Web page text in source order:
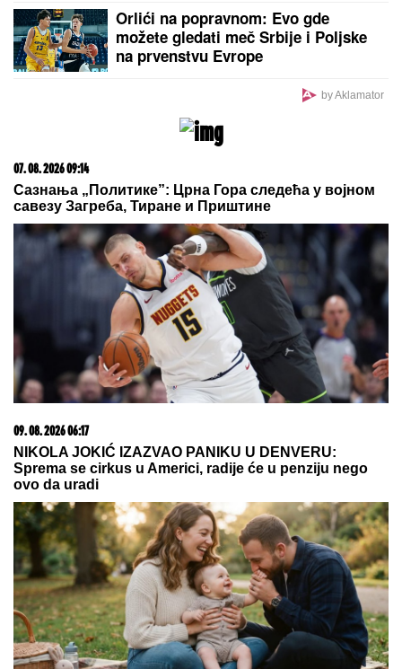
by Aklamator
PREPORUKA ZA VAS
(VIDEO) JOVANA JEREMIĆ PREKINULA JUTARNJI
Svi misle da su ove brutalne reči
upućene Draganu: "Svima sam donela samo dobro"
fotografija ZAPALILA Instagram:
Ovo je prizor kakav se RETKO viđa!
(FOTO) SVI GLEDAJU U SARU JO!
Pevačica i Aleksa Bjelogrlić ne
skidaju osmeh sa lica, a ona jednim
potezom OČARALA SVE